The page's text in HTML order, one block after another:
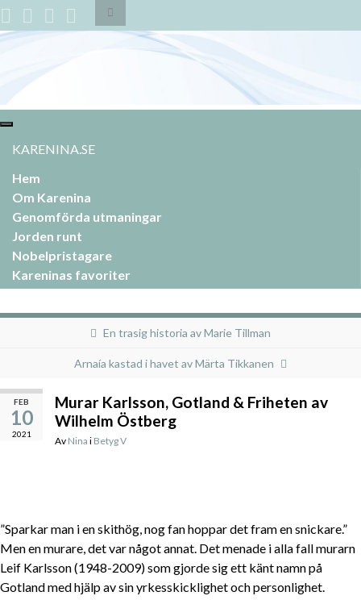
Slå
på/av
sökformulär
Slå
navigering
KARENINA.SE
Hem
Om Karenina
Genomförda utmaningar
Jorden runt
Nobelpristagare
Kareninas favoriter
En trasig historia av Marie Tillman
Arnaía kastad i havet av Märta Tikkanen
FEB
10
2021
Murar Karlsson, Gotland & Friheten av
Wilhelm Östberg
Av Nina i Betyg V
”Sparkar man i en skithög, nog fan hoppar det fram en snickare.”
Men en murare, det var något annat. Det menade i alla fall murarn
Leif Karlsson (1948-2009) som gjorde sig ett känt namn på
Gotland med hjälp av sin yrkesskicklighet och personlighet.